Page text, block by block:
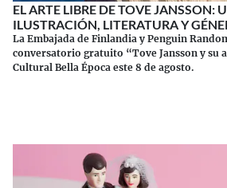
EL ARTE LIBRE DE TOVE JANSSON:
ILUSTRACIÓN, LITERATURA Y
La Embajada de Finlandia y Penguin
conversatorio gratuito “Tove Jansson y su
Cultural Bella Época este 8 de agosto.